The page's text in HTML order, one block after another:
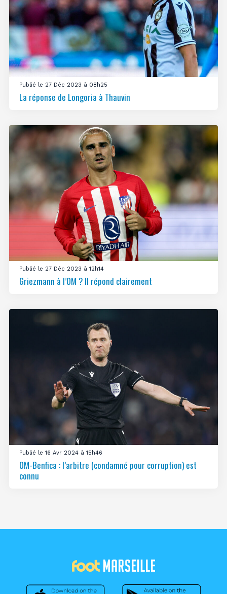
Publié le 27 Déc 2023 à 08h25
La réponse de Longoria à Thauvin
Publié le 27 Déc 2023 à 12h14
Griezmann à l’OM ? Il répond clairement
Publié le 16 Avr 2024 à 15h46
OM-Benfica : l’arbitre (condamné pour corruption) est
connu